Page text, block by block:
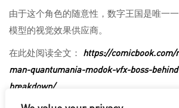
由于这个角色的随意性，数字王国是唯一
模型的视觉效果供应商。
在此处阅读全文： https://
man-quantumania-modok-vfx-boss-
breakdown/